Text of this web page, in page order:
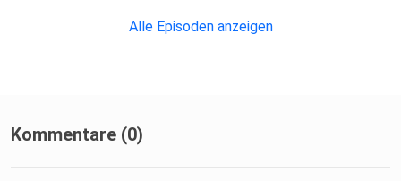
Alle Episoden anzeigen
Kommentare (0)